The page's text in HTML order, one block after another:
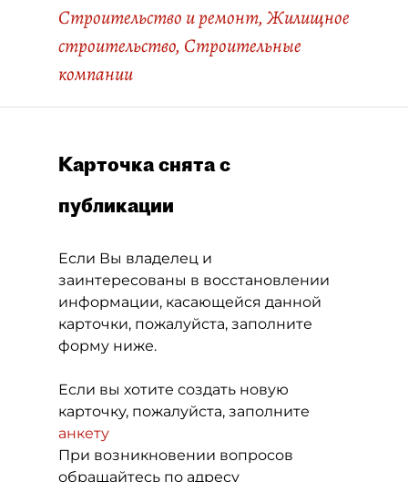
Строительство и ремонт,Жилищное
строительство, Строительные
компании
Карточка снята с
публикации
Если Вы владелец и
заинтересованы в восстановлении
информации, касающейся данной
карточки, пожалуйста, заполните
форму ниже.
Если вы хотите создать новую
карточку, пожалуйста, заполните
анкету
При возникновении вопросов
обращайтесь по адресу